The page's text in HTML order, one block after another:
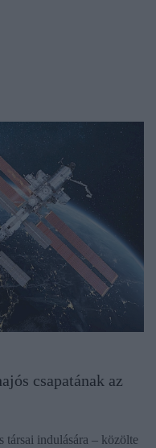
csapatának az
indulására – közölte